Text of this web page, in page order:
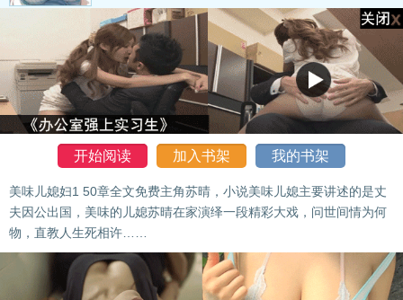
开始阅读 加入书架 我的书架
美味儿媳妇1 50章全文免费主角苏晴，小说美味儿媳主要讲述的是丈
夫因公出国，美味的儿媳苏晴在家演绎一段精彩大戏，问世间情为何
物，直教人生死相许……